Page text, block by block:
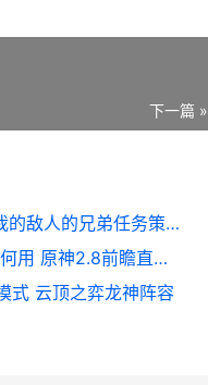
下一篇 »
《魔兽怀旧服》灰熊丘陵我的敌人的兄弟任务策略 魔兽怀旧服最新消息
原神2.8前瞻直播兑换码如何用 原神2.8前瞻直播几点开始
式 云顶之弈龙神阵容